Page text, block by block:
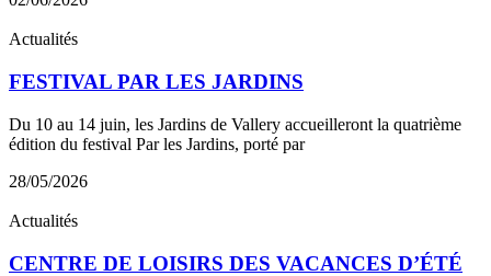
Actualités
FESTIVAL PAR LES JARDINS
Du 10 au 14 juin, les Jardins de Vallery accueilleront la quatrième
édition du festival Par les Jardins, porté par
28/05/2026
Actualités
CENTRE DE LOISIRS DES VACANCES D’ÉTÉ